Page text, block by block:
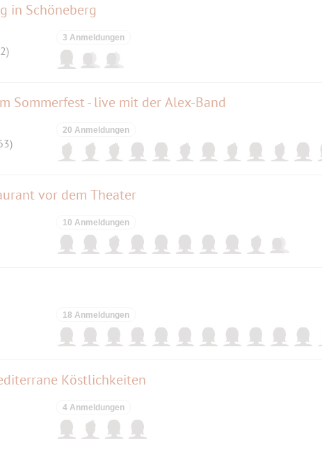
in Schöneberg
3 Anmeldungen
Sommerfest - live mit der Alex-Band
20 Anmeldungen
vor dem Theater
10 Anmeldungen
18 Anmeldungen
Köstlichkeiten
4 Anmeldungen